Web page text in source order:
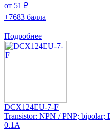
от 51 ₽
+7683 балла
Подробнее
DCX124EU-7-F
Transistor: NPN / PNP; bipolar;
0.1A